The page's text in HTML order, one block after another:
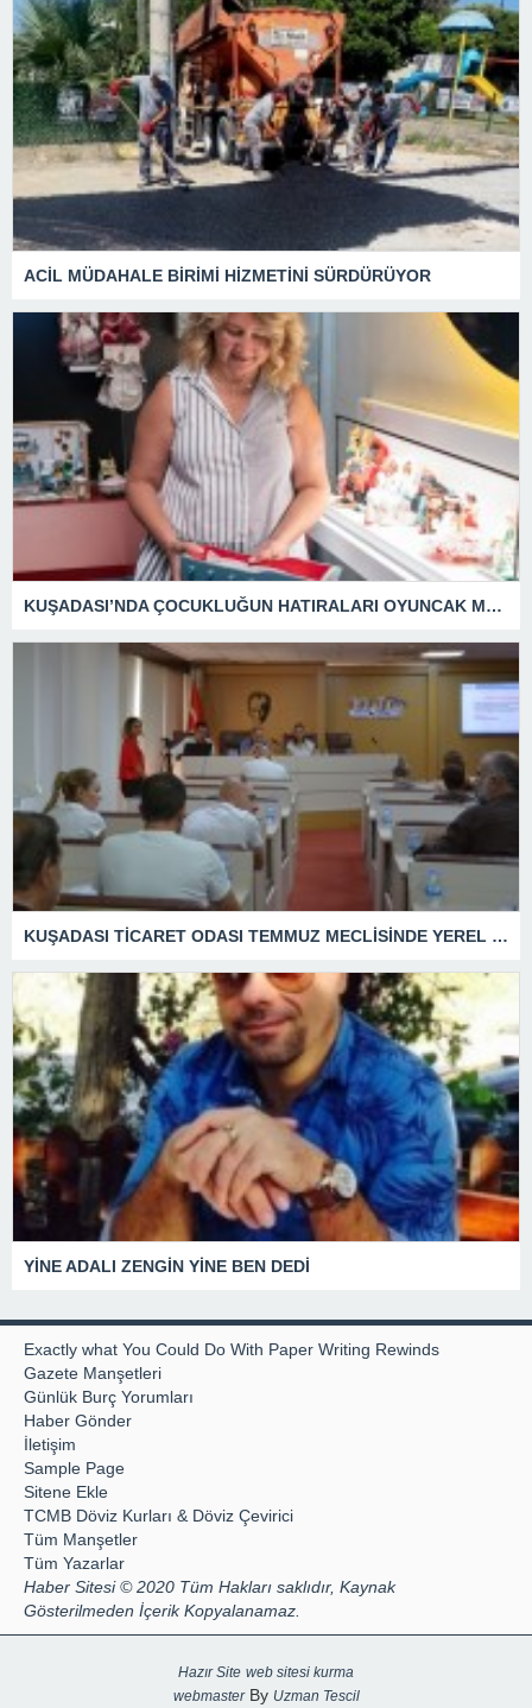
ACİL MÜDAHALE BİRİMİ HİZMETİNİ SÜRDÜRÜYOR
KUŞADASI’NDA ÇOCUKLUĞUN HATIRALARI OYUNCAK MÜZESİNDE HAYAT BULACAK
KUŞADASI TİCARET ODASI TEMMUZ MECLİSİNDE YEREL İŞLETMELERE ANLAMLI DESTEK
YİNE ADALI ZENGİN YİNE BEN DEDİ
Exactly what You Could Do With Paper Writing Rewinds
Gazete Manşetleri
Günlük Burç Yorumları
Haber Gönder
İletişim
Sample Page
Sitene Ekle
TCMB Döviz Kurları & Döviz Çevirici
Tüm Manşetler
Tüm Yazarlar
Haber Sitesi © 2020 Tüm Hakları saklıdır, Kaynak
Gösterilmeden İçerik Kopyalanamaz.
Hazır Site web sitesi kurma
webmasterBy Uzman Tescil